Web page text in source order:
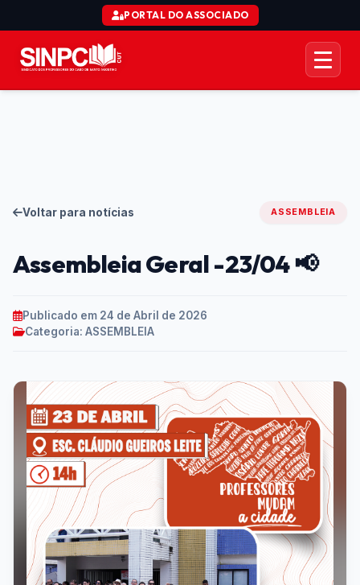
PORTAL DO ASSOCIADO
SERVIÇOS
Voltar para notícias ASSEMBLEIA
Assembleia Geral -23/04 📢
Publicado em 24 de Abril de 2026
Categoria: ASSEMBLEIA